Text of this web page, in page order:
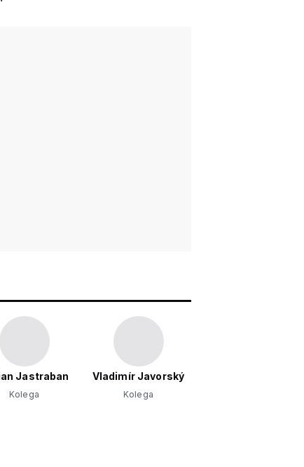
Jastraban
Kolega
Vladimír Javorský
Kolega